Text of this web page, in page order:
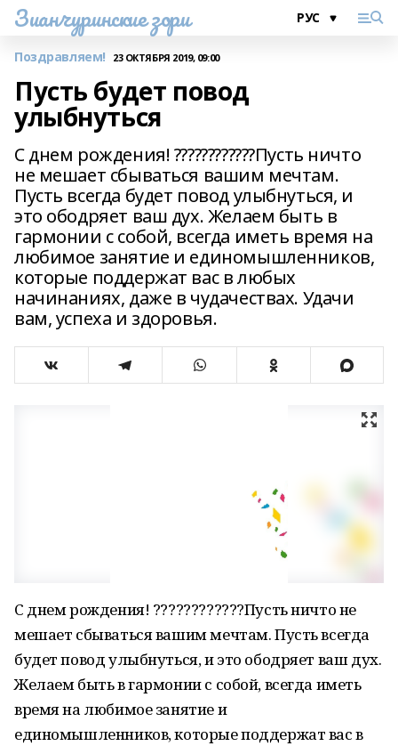
Зианчуринские зори
Поздравляем! 23 ОКТЯБРЯ 2019, 09:00
Пусть будет повод
улыбнуться
С днем рождения! ????????????Пусть ничто
не мешает сбываться вашим мечтам.
Пусть всегда будет повод улыбнуться, и
это ободряет ваш дух. Желаем быть в
гармонии с собой, всегда иметь время на
любимое занятие и единомышленников,
которые поддержат вас в любых
начинаниях, даже в чудачествах. Удачи
вам, успеха и здоровья.
С днем рождения! ????????????Пусть ничто не
мешает сбываться вашим мечтам. Пусть всегда
будет повод улыбнуться, и это ободряет ваш дух.
Желаем быть в гармонии с собой, всегда иметь
время на любимое занятие и
единомышленников, которые поддержат вас в